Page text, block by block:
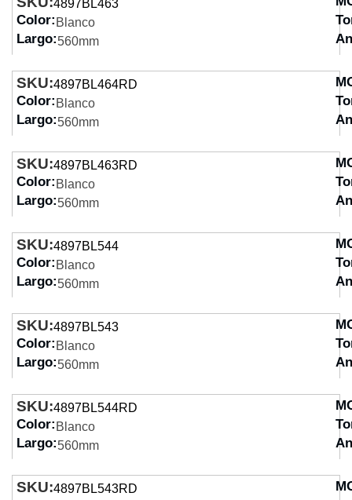
4897BL463
Color: Blanco
Largo:560mm
SKU:4897BL464RD
Color: Blanco
Largo:560mm
SKU:4897BL463RD
Color: Blanco
Largo:560mm
SKU:4897BL544
Color: Blanco
Largo:560mm
SKU:4897BL543
Color: Blanco
Largo:560mm
SKU:4897BL544RD
Color: Blanco
Largo:560mm
SKU:4897BL543RD